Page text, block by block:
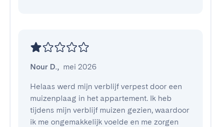
Nour D., mei 2026
Helaas werd mijn verblijf verpest door een
muizenplaag in het appartement. Ik heb
tijdens mijn verblijf muizen gezien, waardoor
ik me ongemakkelijk voelde en me zorgen